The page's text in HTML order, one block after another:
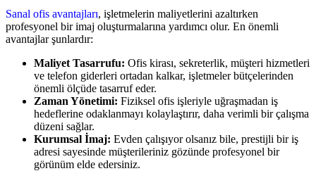
Sanal ofis avantajları, işletmelerin maliyetlerini azaltırken
profesyonel bir imaj oluşturmalarına yardımcı olur. En önemli
avantajlar şunlardır:
Maliyet Tasarrufu: Ofis kirası, sekreterlik, müşteri hizmetleri
ve telefon giderleri ortadan kalkar, işletmeler bütçelerinden
önemli ölçüde tasarruf eder.
Zaman Yönetimi: Fiziksel ofis işleriyle uğraşmadan iş
hedeflerine odaklanmayı kolaylaştırır, daha verimli bir çalışma
düzeni sağlar.
Kurumsal İmaj: Evden çalışıyor olsanız bile, prestijli bir iş
adresi sayesinde müşterileriniz gözünde profesyonel bir
görünüm elde edersiniz.